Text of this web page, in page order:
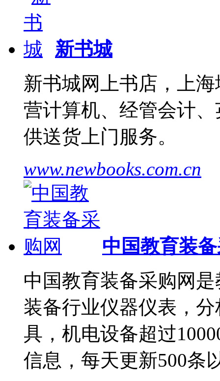
新书城
新书城网上书店，上
营计算机、经管会计
供送货上门服务。
www.newbooks.com.cn
中国教育装
中国教育装备采购网
装备行业仪器仪表，
具，机电设备超过
信息，每天更新500条